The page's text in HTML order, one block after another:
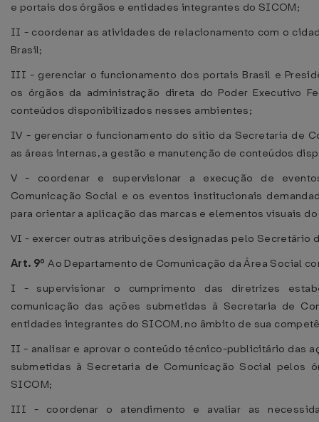
e portais dos órgãos e entidades integrantes do SICOM;
II - coordenar as atividades de relacionamento com o
Brasil;
III - gerenciar o funcionamento dos portais Brasil e
os órgãos da administração direta do Poder Executivo
conteúdos disponibilizados nesses ambientes;
IV - gerenciar o funcionamento do sítio da Secretaria de
as áreas internas, a gestão e manutenção de conteúdos
V - coordenar e supervisionar a execução de
Comunicação Social e os eventos institucionais
para orientar a aplicação das marcas e elementos visuais
VI - exercer outras atribuições designadas pelo Secretário
Art. 9ºAo Departamento de Comunicação da Área Social
I - supervisionar o cumprimento das diretrizes
comunicação das ações submetidas à Secretaria de
entidades integrantes do SICOM, no âmbito de sua
II - analisar e aprovar o conteúdo técnico-publicitário das
submetidas à Secretaria de Comunicação Social pelos
SICOM;
III - coordenar o atendimento e avaliar as